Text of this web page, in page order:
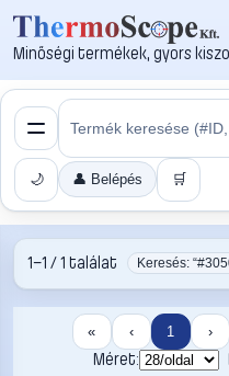
Minőségi termékek, gyors
🌙 👤 Belépés 🛒
1–1 / 1 találat Keresés:
« ‹ 1 ›
Méret: